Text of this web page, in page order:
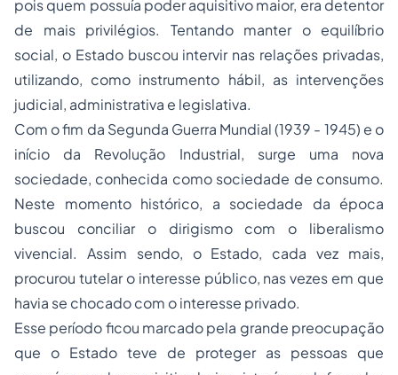
pois quem possuía poder aquisitivo maior, era detentor
de mais privilégios. Tentando manter o equilíbrio
social, o Estado buscou intervir nas relações privadas,
utilizando, como instrumento hábil, as intervenções
judicial, administrativa e legislativa.
Com o fim da Segunda Guerra Mundial (1939 - 1945) e o
início da Revolução Industrial, surge uma nova
sociedade, conhecida como sociedade de consumo.
Neste momento histórico, a sociedade da época
buscou conciliar o dirigismo com o liberalismo
vivencial. Assim sendo, o Estado, cada vez mais,
procurou tutelar o interesse público, nas vezes em que
havia se chocado com o interesse privado.
Esse período ficou marcado pela grande preocupação
que o Estado teve de proteger as pessoas que